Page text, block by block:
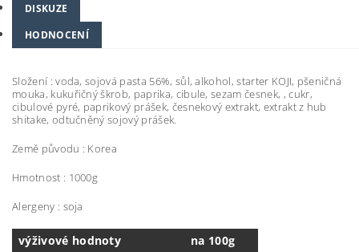
DISKUZE
HODNOCENÍ
Složení : voda, sojová pasta 56%, sůl, alkohol, starter KOJI, pšeničná
mouka, kukuřičný škrob, paprika, cibule, sezam česnek, , cukr,
cibulové pyré, paprikový prášek, česnekový extrakt, extrakt z hub
shitake, odtučněný sojový prášek.
Země původu : Korea
Hmotnost : 1000g
Alergeny : soja
výživové hodnoty na 100g